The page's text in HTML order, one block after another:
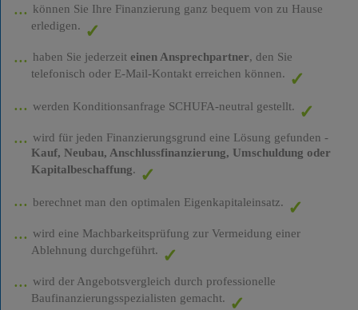
können Sie Ihre Finanzierung ganz bequem von zu Hause
erledigen.
haben Sie jederzeit einen Ansprechpartner, den Sie
telefonisch oder E-Mail-Kontakt erreichen können.
werden Konditionsanfrage SCHUFA-neutral gestellt.
wird für jeden Finanzierungsgrund eine Lösung gefunden -
Kauf, Neubau, Anschlussfinanzierung, Umschuldung oder
Kapitalbeschaffung.
berechnet man den optimalen Eigenkapitaleinsatz.
wird eine Machbarkeitsprüfung zur Vermeidung einer
Ablehnung durchgeführt.
wird der Angebotsvergleich durch professionelle
Baufinanzierungsspezialisten gemacht.